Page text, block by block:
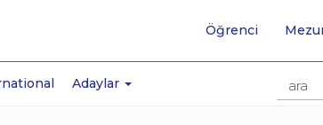
Adaylar
Öğrenci